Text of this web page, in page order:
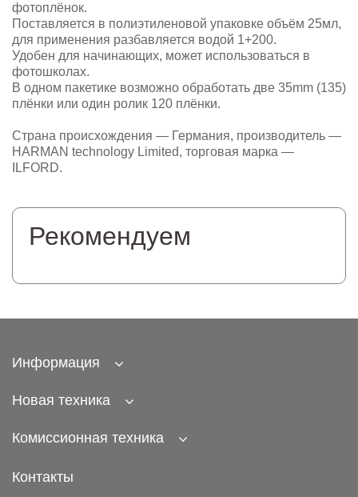
фотоплёнок.
Поставляется в полиэтиленовой упаковке объём 25мл,
для применения разбавляется водой 1+200.
Удобен для начинающих, может использоваться в
фотошколах.
В одном пакетике возможно обработать две 35mm (135)
плёнки или один ролик 120 плёнки.
Страна происхождения — Германия, производитель —
HARMAN technology Limited, торговая марка —
ILFORD.
Рекомендуем
Информация
Новая техника
Комиссионная техника
Контакты